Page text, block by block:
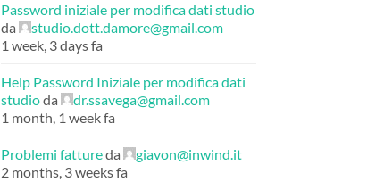
Password iniziale per modifica dati studio
da
studio.dott.damore@gmail.com
1 week, 3 days fa
Help Password Iniziale per modifica dati
studioda
dr.ssavega@gmail.com
1 month, 1 week fa
Problemi fattureda
giavon@inwind.it
2 months, 3 weeks fa